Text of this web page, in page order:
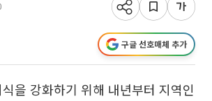
구글 선호매체 추가
을 강화하기 위해 내년부터 지역인